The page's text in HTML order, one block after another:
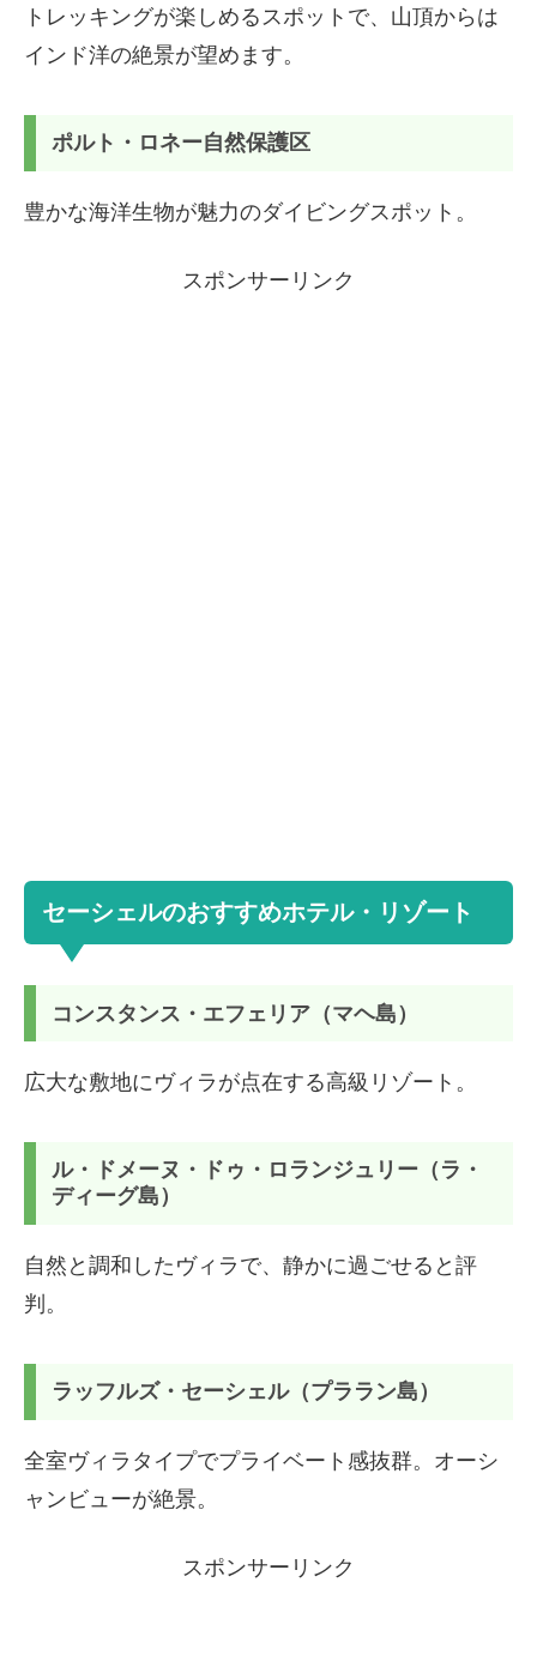
トレッキングが楽しめるスポットで、山頂からは
インド洋の絶景が望めます。
ポルト・ロネー自然保護区
豊かな海洋生物が魅力のダイビングスポット。
スポンサーリンク
セーシェルのおすすめホテル・リゾート
コンスタンス・エフェリア（マヘ島）
広大な敷地にヴィラが点在する高級リゾート。
ル・ドメーヌ・ドゥ・ロランジュリー（ラ・
ディーグ島）
自然と調和したヴィラで、静かに過ごせると評
判。
ラッフルズ・セーシェル（プララン島）
全室ヴィラタイプでプライベート感抜群。オーシ
ャンビューが絶景。
スポンサーリンク